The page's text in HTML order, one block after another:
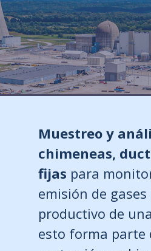
Muestreo y
chimeneas,
fijas para
emisión de
productivo de
esto forma parte